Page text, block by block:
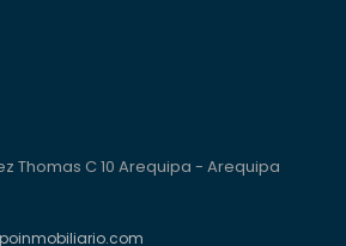
Thomas C 10 Arequipa - Arequipa